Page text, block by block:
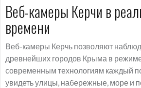
Веб-камеры Керчи в
времени
Веб-камеры Керчь позволяют
древнейших городов Крыма в
современным технологиям каждый
увидеть улицы, набережные, море и